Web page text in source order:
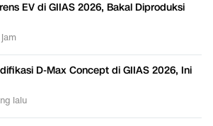
EV di GIIAS 2026, Bakal Diproduksi
D-Max Concept di GIIAS 2026, Ini
lalu